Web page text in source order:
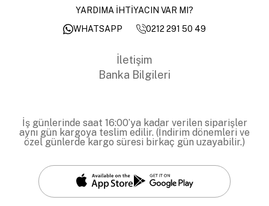
YARDIMA İHTİYACIN VAR MI?
WHATSAPP
0212 291 50 49
İletişim
Banka Bilgileri
İş günlerinde saat 16:00’ya kadar verilen siparişler
aynı gün kargoya teslim edilir. (İndirim dönemleri ve
özel günlerde kargo süresi birkaç gün uzayabilir.)